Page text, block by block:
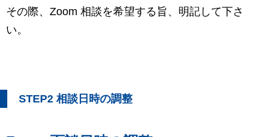
その際、Zoom 相談を希望する旨、明記して下さ
い。
STEP2 相談日時の調整